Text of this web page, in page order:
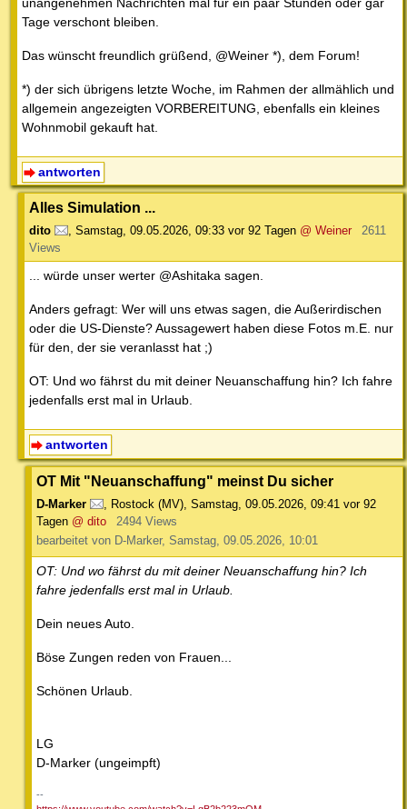
Tage verschont bleiben.
Das wünscht freundlich grüßend, @Weiner *), dem Forum!
*) der sich übrigens letzte Woche, im Rahmen der allmählich und
allgemein angezeigten VORBEREITUNG, ebenfalls ein kleines
Wohnmobil gekauft hat.
antworten
Alles Simulation ...
dito , Samstag, 09.05.2026, 09:33 vor 92 Tagen @ Weiner
2611
Views
... würde unser werter @Ashitaka sagen.
Anders gefragt: Wer will uns etwas sagen, die Außerirdischen
oder die US-Dienste? Aussagewert haben diese Fotos m.E. nur
für den, der sie veranlasst hat ;)
OT: Und wo fährst du mit deiner Neuanschaffung hin? Ich fahre
jedenfalls erst mal in Urlaub.
antworten
OT Mit "Neuanschaffung" meinst Du sicher
D-Marker , Rostock (MV), Samstag, 09.05.2026, 09:41 vor 92
Tagen @ dito
2494 Views
bearbeitet von D-Marker, Samstag, 09.05.2026, 10:01
OT: Und wo fährst du mit deiner Neuanschaffung hin? Ich
fahre jedenfalls erst mal in Urlaub.
Dein neues Auto.
Böse Zungen reden von Frauen...
Schönen Urlaub.
LG
D-Marker (ungeimpft)
--